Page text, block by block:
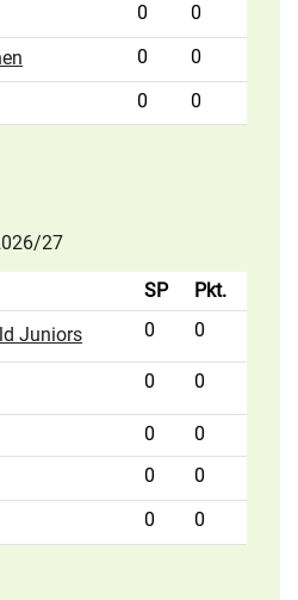
0
0
0
0
0 0
27
SP
Pkt.
Juniors 0 0
0 0
0
0
0
0
0 0